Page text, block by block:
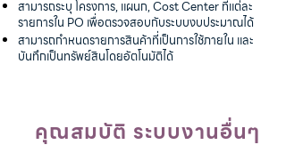
สามารถระบุ โครงการ, แผนก, Cost Center ที่แต่ละ
รายการใน PO เพื่อตรวจสอบกับระบบงบประมาณได้
สามารถกำหนดรายการสินค้าที่เป็นการใช้ภายใน และ
บันทึกเป็นทรัพย์สินโดยอัตโนมัติได้
คุณสมบัติ ระบบงานอื่นๆ